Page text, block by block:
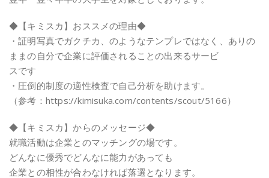
◆【キミスカ】おススメの理由◆
・証明写真でガクチカ、のようなテンプレではなく、ありの
ままの自分で企業に評価されることの出来るサービ
スです
・圧倒的制度の適性検査で自己分析を助けます。
（参考：https://kimisuka.com/contents/scout/5166）
◆【キミスカ】からのメッセージ◆
就職活動は企業とのマッチングの場です。
どんなに優秀でどんなに能力があっても
企業との相性が合わなければ落選となります。